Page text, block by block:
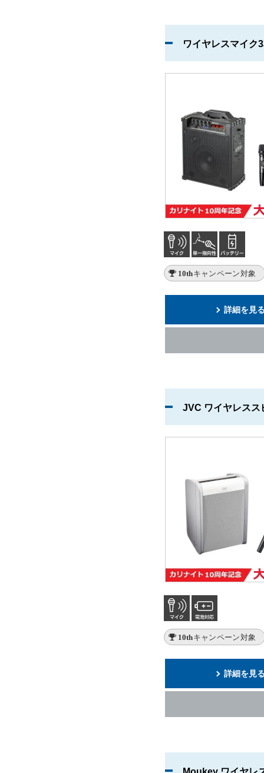
ワイヤレスマイク
10thキャンペーン対象
詳細を見
JVC ワイヤレスス
10thキャンペーン対象
詳細を見